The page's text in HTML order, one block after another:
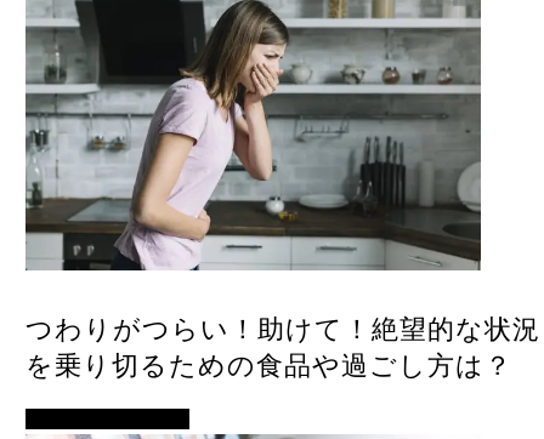
つわりがつらい！助けて！絶望的な状況
を乗り切るための食品や過ごし方は？